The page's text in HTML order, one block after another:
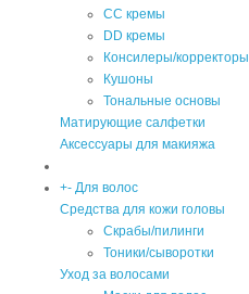
CC кремы
DD кремы
Консилеры/корректоры
Кушоны
Тональные основы
Матирующие салфетки
Аксессуары для макияжа
+- Для волос
Средства для кожи головы
Скрабы/пилинги
Тоники/сыворотки
Уход за волосами